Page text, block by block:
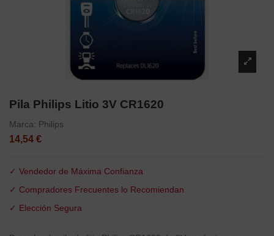
Pila Philips Litio 3V CR1620
Marca: Philips
14,54 €
✓ Vendedor de Máxima Confianza
✓ Compradores Frecuentes lo Recomiendan
✓ Elección Segura